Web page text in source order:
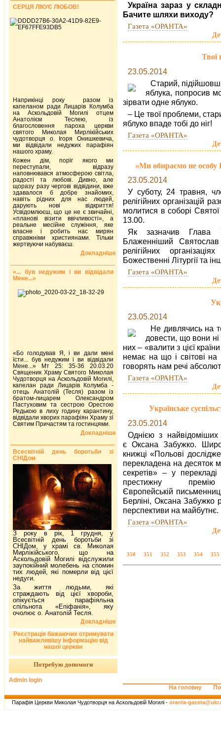
Україна зараз у
Бачите шляхи виходу?
Газета «ОРАНТА»
Твої
23.05.2014
Старий,
яблука, попросив
зірвати одне яблуко.
– Це твої проблеми,
яблуко впаде тобі до ніг!
Газета «ОРАНТА»
«Ми обираємо не особу
23.05.2014
У суботу, 24 травня,
релігійних організацій
молитися в соборі
13.00.
Як зазначив Глава
Блаженніший
релігійних
Божественні Літургії та
Газета «ОРАНТА»
23.05.2014
Не дивлячись на
довести, що вони
них – «валити з цієї
немає на що і світові
говорять нам речі
Газета «ОРАНТА»
Українське
23.05.2014
Однією з найвідоміших
є Оксана Забужко.
книжці «Польові
перекладена на десяток
секретів» – у
престижну
Європейській
Берліні, Оксана Забужко
перспективи на майбутнє.
Газета «ОРАНТА»
350 351 352 353 354 355
СЕРЦЯ ЛІКУЄ ЛЮБОВ!
Наприкінці року разом із
капеланом ради Лицарів Колумба
на Аскольдовій Могилі отцем
Анатолієм Теслею, із
благословення пароха церкви
святого Миколая Мирлікійських
чудотворця о. Ігоря Онишкевича,
ми відвідали недужих парафіян
нашого храму.
Кожен дім, поріг якого ми
переступали, відразу
наповнювався атмосферою світла,
радості та любові. Дивно, але
щоразу разу чергові відвідини, вже
здавалося б добре знайомих,
навіть рідних для нас людей,
дарують нові відкриття!
Усвідомлюєш, що це не є звичайні,
«планові візити ввічливості», а
реальне месійне служіння, яке
власне і робить нас мирян
справжніми християнами. Тільки
жертвуючи набуваєш.
Докладніше
«... був недужим і ви відвідали
Мене...»
«Бо голодував Я, і ви дали мені
їсти... був недужим і ви відвідали
Мене...» Мт 25: 35-36 20.03.20
Священик Храму Святого Миколая
Чудотворця на Аскольдовій Могилі,
капелан ради Лицарів Колумба -
отець Анатолій (Тесля) разом із
братом-лицарем Олександром
Пастуховим та сестрою Орестою
Редькою в лиху годину карантину,
відвідали хворих парафіян Храму зі
Святим Причастям та гостинцями.
Докладніше
Всесвітній день боротьби зі
СНІДом
З року в рік, 1 грудня, у
Всесвітній день боротьби зі
СНІДом, у храмі св. Миколая
Мирлікійського, що на
Аскольдовій Могилі відслужили
заупокійний молебень на спомин
тих людей, які померли від цієї
недуги.
За життя людьми, які
страждають від цієї хвороби,
опікується парафіяльна
спільнота «Епіфанія», яку
очолює о. Анатолій Тесля.
Докладніше
Реєстрація бажаючих отримувати
найважливішу інформацію від
нашої церкви
Потребую допомоги
Admin login
На головну
Парафія Церкви Миколая Чудотворця на Аскольдовій Могилі - oranta-